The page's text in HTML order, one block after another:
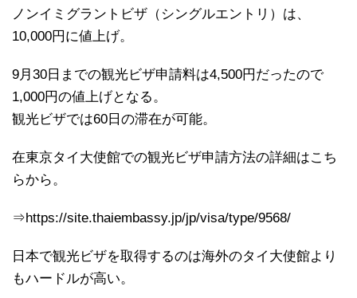
ノンイミグラントビザ（シングルエントリ）は、
10,000円に値上げ。
9月30日までの観光ビザ申請料は4,500円だったので
1,000円の値上げとなる。
観光ビザでは60日の滞在が可能。
在東京タイ大使館での観光ビザ申請方法の詳細はこち
らから。
⇒https://site.thaiembassy.jp/jp/visa/type/9568/
日本で観光ビザを取得するのは海外のタイ大使館より
もハードルが高い。